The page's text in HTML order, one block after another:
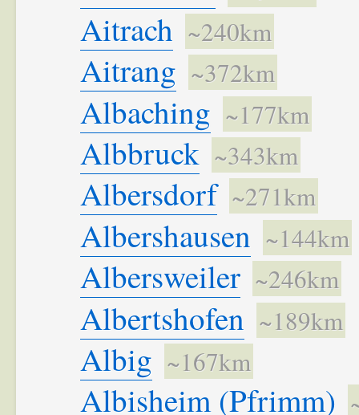
Aitrach ~240km
Aitrang ~372km
Albaching ~177km
Albbruck ~343km
Albersdorf ~271km
Albershausen ~144km
Albersweiler ~246km
Albertshofen ~189km
Albig ~167km
Albisheim (Pfrimm)